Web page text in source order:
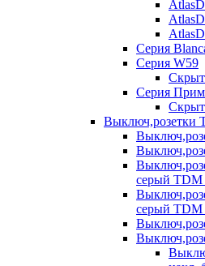
Серия
Серия W59
Серия
Выключ,розетки
серый TDM
серый TDM